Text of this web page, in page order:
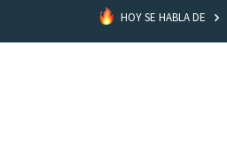
HOY SE HABLA DE